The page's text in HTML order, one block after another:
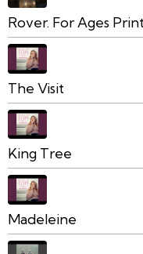
Rover. For Ages
The Visit
King Tree
Madeleine